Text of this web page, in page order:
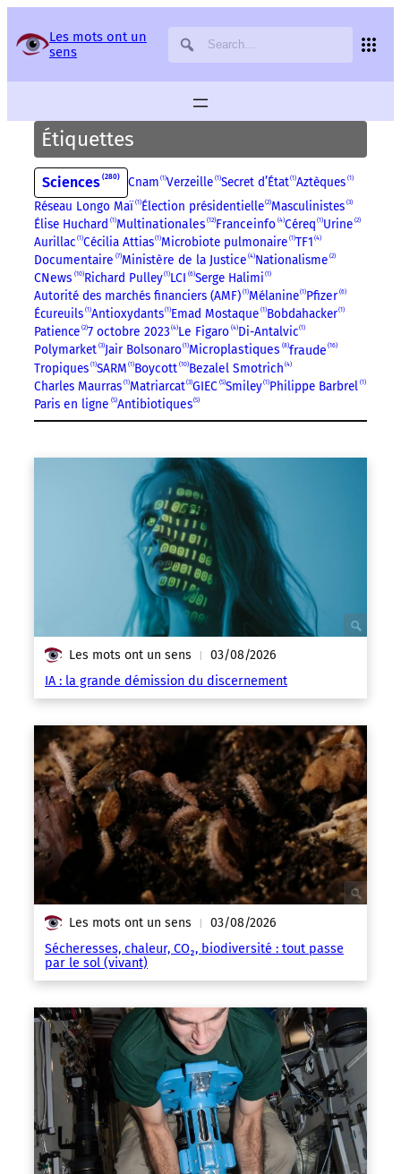
Les mots ont un
sens
Étiquettes
Sciences 280 Cnam 1 Verzeille 1 Secret d’État 1 Aztèques 1
Réseau Longo Maï 1 Élection présidentielle 2 Masculinistes 3
Élise Huchard 1 Multinationales 12 Franceinfo 4 Céreq 1 Urine 2
Aurillac 1 Cécilia Attias 1 Microbiote pulmonaire 1 TF1 4
Documentaire 7 Ministère de la Justice 4 Nationalisme 2
CNews 10 Richard Pulley 1 LCI 6 Serge Halimi 1
Autorité des marchés financiers (AMF) 1 Mélanine 1 Pfizer 6
Écureuils 1 Antioxydants 1 Emad Mostaque 1 Bobdahacker 1
Patience 2 7 octobre 2023 4 Le Figaro 4 Di-Antalvic 1
Polymarket 3 Jair Bolsonaro 1 Microplastiques 8 fraude 16
Tropiques 1 SARM 1 Boycott 10 Bezalel Smotrich 4
Charles Maurras 1 Matriarcat 3 GIEC 5 Smiley 1 Philippe Barbrel 1
Paris en ligne 5 Antibiotiques 5
Les mots ont un sens | 03/08/2026
IA : la grande démission du discernement
Les mots ont un sens | 03/08/2026
Sécheresses, chaleur, CO₂, biodiversité : tout passe
par le sol (vivant)
Panneau de gestion des services